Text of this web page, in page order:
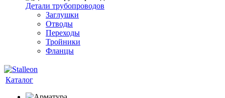
Детали трубопроводов
Заглушки
Отводы
Переходы
Тройники
Фланцы
Каталог